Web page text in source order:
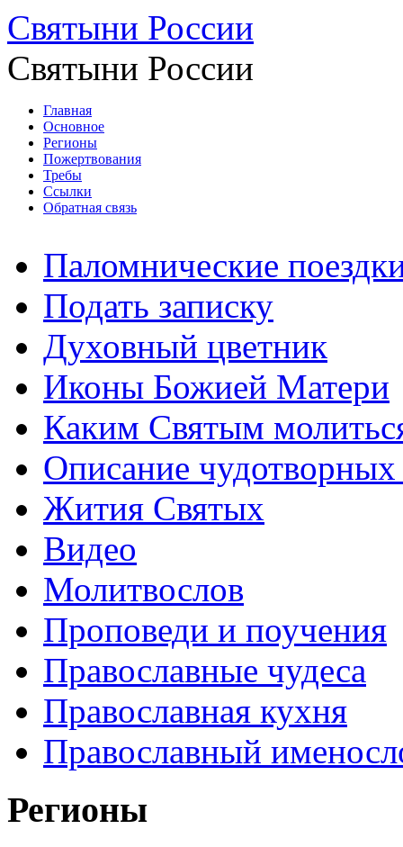
Святыни России
Святыни России
Главная
Основное
Регионы
Пожертвования
Требы
Ссылки
Обратная связь
Паломнические
Подать записку
Духовный цветник
Иконы Божией Матери
Каким Святым
Описание
Жития Святых
Видео
Молитвослов
Проповеди и поучения
Православные чудеса
Православная кухня
Православный
Регионы